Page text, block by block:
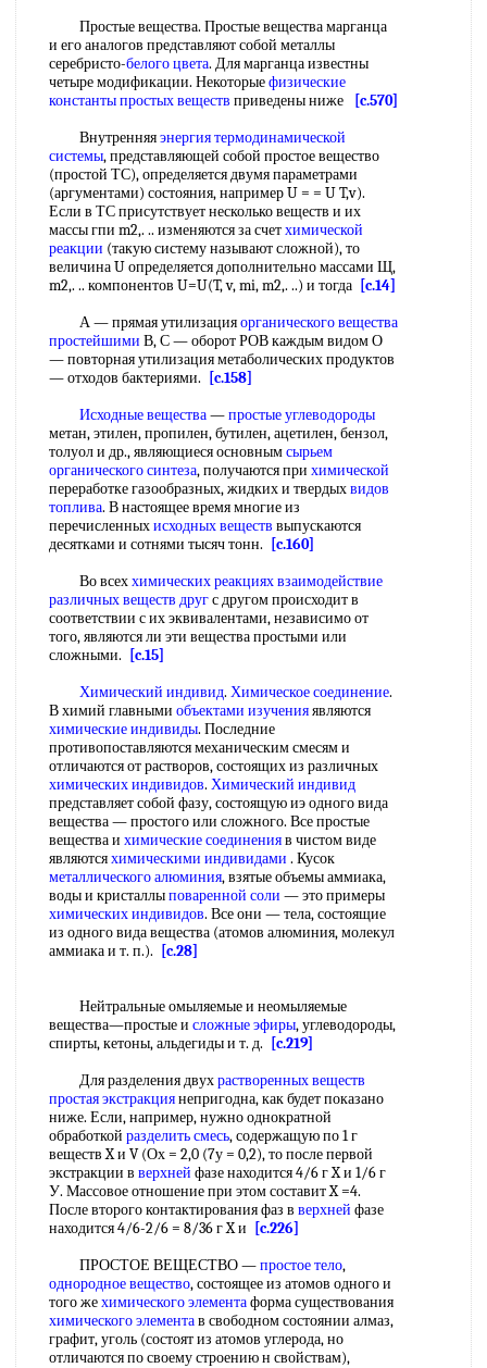
Простые вещества. Простые вещества марганца
и его аналогов представляют собой металлы
серебристо-белого цвета. Для марганца известны
четыре модификации. Некоторыефизические
константы простых веществ приведены ниже
[c.570]
Внутренняяэнергия термодинамической
системы, представляющей собой простое вещество
(простой ТС), определяется двумя параметрами
(аргументами) состояния, например U = = U T,v).
Если в ТС присутствует несколько веществ и их
массы гпи m2,. .. изменяются за счетхимической
реакции (такую систему называют сложной), то
величина U определяется дополнительно массами Щ,
m2,. .. компонентов U=U(T, v, mi, m2,. ..) и тогда [c.14]
А — прямая утилизацияорганического вещества
простейшими В, С — оборот РОВ каждым видом О
— повторная утилизация метаболических продуктов
— отходов бактериями.
[c.158]
Исходные вещества—простые углеводороды
метан, этилен, пропилен, бутилен, ацетилен, бензол,
толуол и др., являющиеся основнымсырьем
органического синтеза, получаются при химической
переработке газообразных, жидких и твердыхвидов
топлива. В настоящее время многие из
перечисленныхисходных веществ выпускаются
десятками и сотнями тысяч тонн.
[c.160]
Во всеххимических реакцияхвзаимодействие
различныхвеществ другс другом происходит в
соответствии с их эквивалентами, независимо от
того, являются ли эти вещества простыми или
сложными.
[c.15]
Химический индивид. Химическое соединение.
В химий главными объектами изученияявляются
химические индивиды. Последние
противопоставляются механическим смесям и
отличаются от растворов, состоящих из различных
химических индивидов. Химический индивид
представляет собой фазу, состоящую иэ одного вида
вещества — простого или сложного. Все простые
вещества и химические соединенияв чистом виде
являютсяхимическими индивидами . Кусок
металлического алюминия, взятые объемы аммиака,
воды и кристаллыповаренной соли — это примеры
химических индивидов. Все они — тела, состоящие
из одного вида вещества (атомов алюминия, молекул
аммиака и т. п.).
[c.28]
Нейтральные омыляемые и неомыляемые
вещества—простые и сложные эфиры, углеводороды,
спирты, кетоны, альдегиды и т. д.
[c.219]
Для разделения двухрастворенных веществ
простая экстракциянепригодна, как будет показано
ниже. Если, например, нужно однократной
обработкой разделить смесь, содержащую по 1 г
веществ X и V (Ох = 2,0 (7у = 0,2), то после первой
экстракции в верхней фазе находится 4/6 г X и 1/6 г
У. Массовое отношение при этом составит X =4.
После второго контактирования фаз в верхней фазе
находится 4/6-2/6 = 8/36 г X и
[c.226]
ПРОСТОЕ ВЕЩЕСТВО —простое тело,
однородное вещество, состоящее из атомов одного и
того жехимического элементаформа существования
химического элементав свободном состоянии алмаз,
графит, уголь (состоят из атомов углерода, но
отличаются по своему строению н свойствам),